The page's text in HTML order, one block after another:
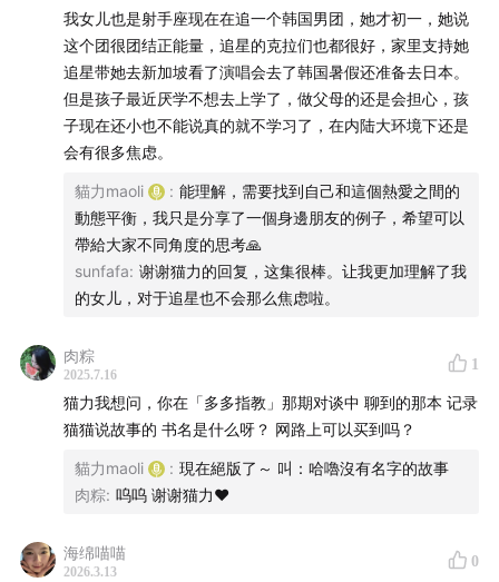
⊹ ⊹ ⊹ ⊹ ⊹ ⊹ ⊹ ⊹ ⊹ ⊹ ⊹ ⊹ ⊹ ⊹ ⊹
还记得那段女校生活吗？你是从什么时候开始察觉自己好
像跟这个环境格格不入的？
翘课对很多人来说是叛逆，但对你来说，好像是通往某种
自由的门票？
还记得你第一次迷上的韩剧或韩团是什么吗？他们带你逃
「我要去韩国念书」这句话是怎么跑进你心里的？后来真
的去了，那段经历和你原本想的差别在哪里？
让你觉得很冲击？
如果现在有年轻人也在透过偶像、cosplay或其他兴趣找
到归属感，你会想对他们说什么？
我女儿也是射手座现在在追一个韩国男团，她才初一，她说
这个团很团结正能量，追星的克拉们也都很好，家里支持她
追星带她去新加坡看了演唱会去了韩国暑假还准备去日本。
但是孩子最近厌学不想去上学了，做父母的还是会担心，孩
子现在还小也不能说真的就不学习了，在内陆大环境下还是
会有很多焦虑。
貓力maoli : 能理解，需要找到自己和這個熱愛之間的
動態平衡，我只是分享了一個身邊朋友的例子，希望可以
帶給大家不同角度的思考🙏
sunfafa: 谢谢猫力的回复，这集很棒。让我更加理解了我
的女儿，对于追星也不会那么焦虑啦。
肉粽
2025.7.16
1
猫力我想问，你在「多多指教」那期对谈中 聊到的那本 记录
猫猫说故事的 书名是什么呀？ 网路上可以买到吗？
貓力maoli : 現在絕版了～ 叫：哈嚕沒有名字的故事
肉粽: 呜呜 谢谢猫力❤️
海绵喵喵
2026.3.13
0